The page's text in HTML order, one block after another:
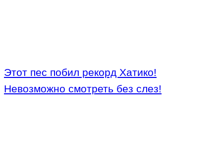
Этот пес побил рекорд Хатико!
Невозможно смотреть без слез!